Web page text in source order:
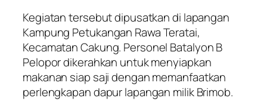
Kegiatan tersebut dipusatkan di lapangan
Kampung Petukangan Rawa Teratai,
Kecamatan Cakung. Personel Batalyon B
Pelopor dikerahkan untuk menyiapkan
makanan siap saji dengan memanfaatkan
perlengkapan dapur lapangan milik Brimob.